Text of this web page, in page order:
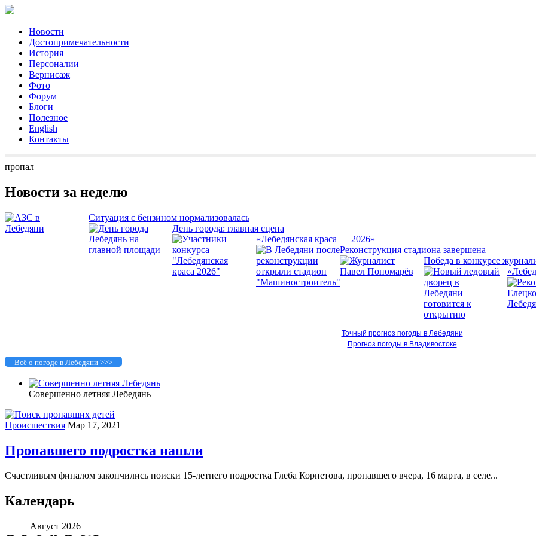
Новости
Достопримечательности
История
Персоналии
Вернисаж
Фото
Форум
Блоги
Полезное
English
Контакты
пропал
Новости за неделю
Ситуация с бензином нормализовалась
День города: главная сцена
«Лебедянская краса — 2026»
Реконструкция стадиона завершена
Победа в конкурсе
Точный прогноз погоды в Лебедяни
Прогноз погоды в Владивостоке
Всё о погоде в Лебедяни >>>
Совершенно летняя Лебедянь
Происшествия Мар 17, 2021
Пропавшего подростка нашли
Счастливым финалом закончились поиски 15-летнего подростка Глеба Корнетова, пропавшего вчера, 16 марта, в селе...
Календарь
Август 2026